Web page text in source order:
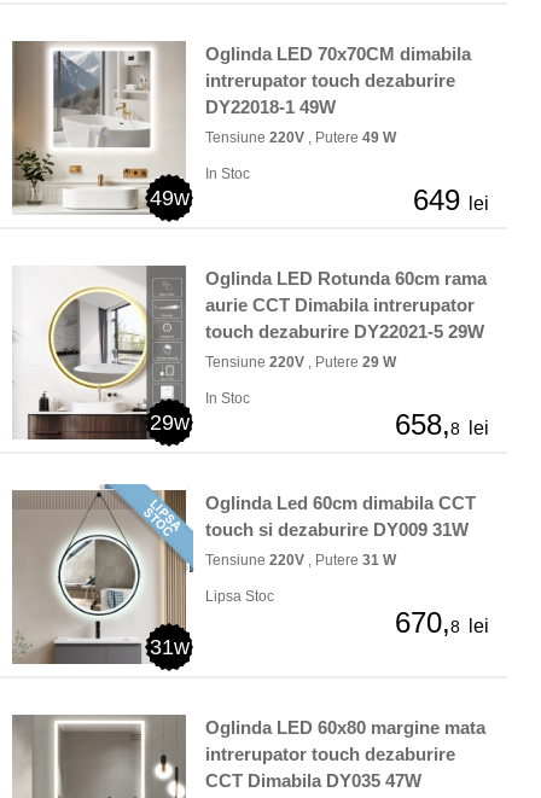
49w
Oglinda LED 70x70CM dimabila
intrerupator touch dezaburire
DY22018-1 49W
Tensiune 220V , Putere 49 W
In Stoc
649 lei
29w
Oglinda LED Rotunda 60cm rama
aurie CCT Dimabila intrerupator
touch dezaburire DY22021-5 29W
Tensiune 220V , Putere 29 W
In Stoc
658,8 lei
31w
Oglinda Led 60cm dimabila CCT
touch si dezaburire DY009 31W
Tensiune 220V , Putere 31 W
Lipsa Stoc
670,8 lei
Oglinda LED 60x80 margine mata
intrerupator touch dezaburire
CCT Dimabila DY035 47W